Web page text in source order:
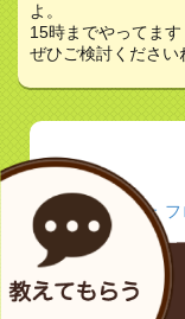
よ。
15時までやってます
ぜひご検討ください
カフェ
神戸北野